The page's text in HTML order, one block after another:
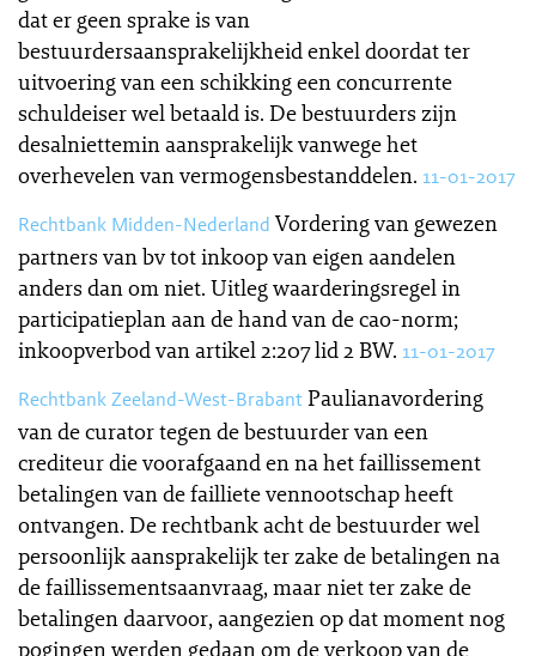
dat er geen sprake is van
bestuurdersaansprakelijkheid enkel doordat ter
uitvoering van een schikking een concurrente
schuldeiser wel betaald is. De bestuurders zijn
desalniettemin aansprakelijk vanwege het
overhevelen van vermogensbestanddelen. 11-01-2017
Rechtbank Midden-Nederland Vordering van gewezen
partners van bv tot inkoop van eigen aandelen
anders dan om niet. Uitleg waarderingsregel in
participatieplan aan de hand van de cao-norm;
inkoopverbod van artikel 2:207 lid 2 BW. 11-01-2017
Rechtbank Zeeland-West-BrabantPaulianavordering
van de curator tegen de bestuurder van een
crediteur die voorafgaand en na het faillissement
betalingen van de failliete vennootschap heeft
ontvangen. De rechtbank acht de bestuurder wel
persoonlijk aansprakelijk ter zake de betalingen na
de faillissementsaanvraag, maar niet ter zake de
betalingen daarvoor, aangezien op dat moment nog
pogingen werden gedaan om de verkoop van de